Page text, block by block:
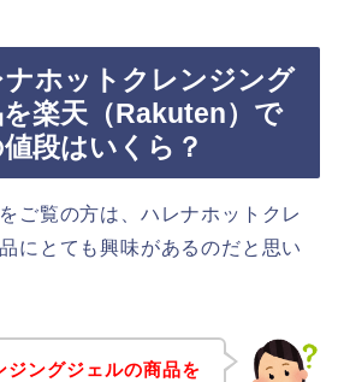
ホットクレンジング
楽天（Rakuten）で
段はいくら？
ご覧の方は、ハレナホットクレ
にとても興味があるのだと思い
ジングジェルの商品を